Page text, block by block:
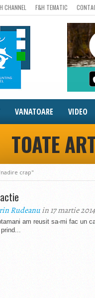
CHANNEL F&H TEMATIC
VANATOARE VIDEO
TOATE
crap"
Rudeanuin 17 martie 2014
am reusit sa-mi fac un